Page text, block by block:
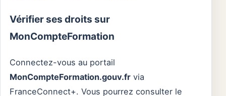
Vérifier ses droits sur
MonCompteFormation
Connectez-vous au portail
MonCompteFormation.gouv.fr via
FranceConnect+. Vous pourrez consulter le